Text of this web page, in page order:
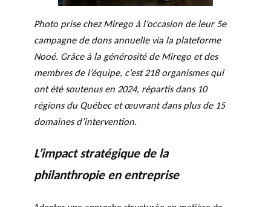
Photo prise chez Mirego à l’occasion de leur 5e
campagne de dons annuelle via la plateforme
Nooé. Grâce à la générosité de Mirego et des
membres de l’équipe, c’est 218 organismes qui
ont été soutenus en 2024, répartis dans 10
régions du Québec et œuvrant dans plus de 15
domaines d’intervention.
L’impact stratégique de la
philanthropie en entreprise